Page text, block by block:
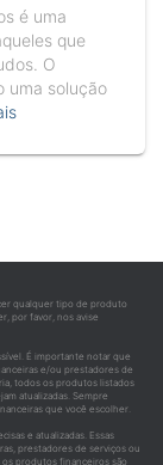
é uma
que
O
uma solução
qualquer tipo de produto
por favor, nos avise
É importante notar que
e/ou prestadores de
todos os produtos listados
atualizadas. Sempre
que você escolher.
e atualizadas. Essas
prestadores de serviços ou
produtos financeiros são